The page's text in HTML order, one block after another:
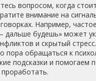
вопросом, когда
внимание на
Например,
дальше будешь» может
и скрытый
пора обращаться к
подсказки и помогаем